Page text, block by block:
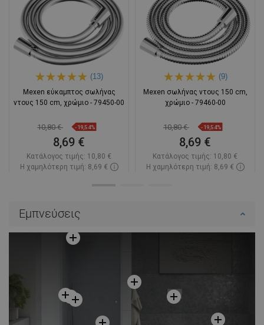
(13)
Mexen εύκαμπτος σωλήνας
ντους 150 cm, χρώμιο - 79450-00
10,80 € -19,54%
8,69 €
Κατάλογος τιμής: 10,80 €
Η χαμηλότερη τιμή: 8,69 €
(9)
Mexen σωλήνας ντους 150 cm,
χρώμιο - 79460-00
10,80 € -19,54%
8,69 €
Κατάλογος τιμής: 10,80 €
Η χαμηλότερη τιμή: 8,69 €
Εμπνεύσεις